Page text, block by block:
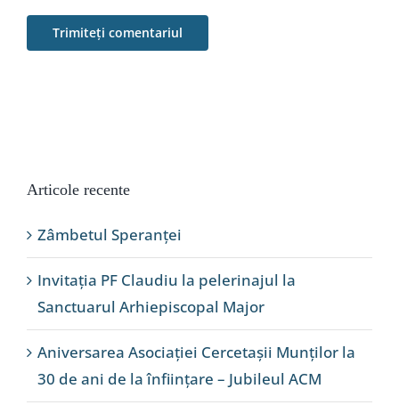
Articole recente
Zâmbetul Speranței
Invitația PF Claudiu la pelerinajul la
Sanctuarul Arhiepiscopal Major
Aniversarea Asociației Cercetașii Munților la
30 de ani de la înființare – Jubileul ACM